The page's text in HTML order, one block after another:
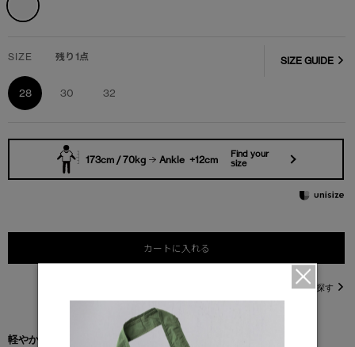
SIZE 残り1点
28 30 32
SIZE GUIDE
173cm / 70kg Ankle +12cm
Find your
size
カートに入れる
直営店在庫を探す
軽やかな保護力と細部まで配慮されたデザイン。